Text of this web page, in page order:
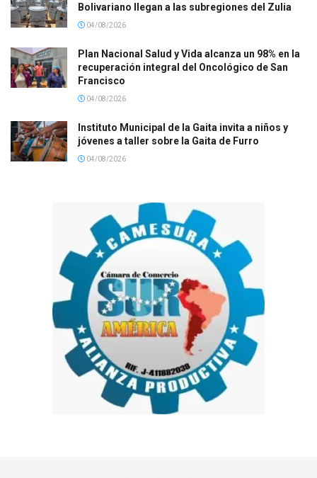
Bolivariano llegan a las subregiones del Zulia
04/08/2026
Plan Nacional Salud y Vida alcanza un 98% en la
recuperación integral del Oncológico de San
Francisco
04/08/2026
Instituto Municipal de la Gaita invita a niños y
jóvenes a taller sobre la Gaita de Furro
04/08/2026